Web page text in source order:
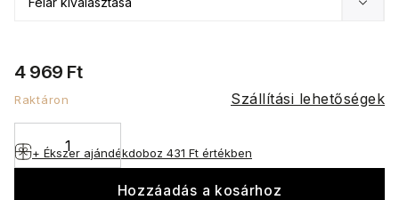
4 969 Ft
Raktáron Szállítási lehetőségek
Hozzáadás a kosárhoz
+ Ékszer ajándékdoboz 431 Ft értékben